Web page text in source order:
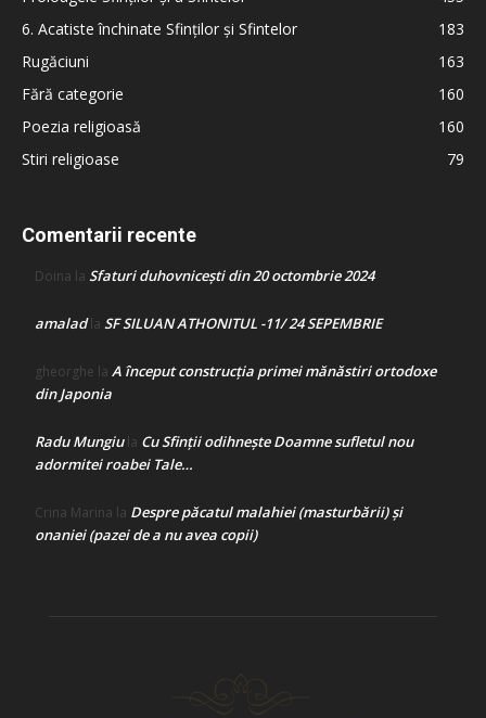
6. Acatiste închinate Sfinților și Sfintelor
183
Rugăciuni
163
Fără categorie
160
Poezia religioasă
160
Stiri religioase
79
Comentarii recente
Doina la Sfaturi duhovnicești din 20 octombrie 2024
amaladla SF SILUAN ATHONITUL -11/ 24 SEPEMBRIE
gheorghe la A început construcţia primei mănăstiri ortodoxe
din Japonia
Radu Mungiula Cu Sfinții odihnește Doamne sufletul nou
adormitei roabei Tale…
Crina Marina la Despre păcatul malahiei (masturbării) şi
onaniei (pazei de a nu avea copii)